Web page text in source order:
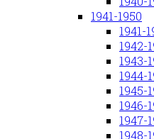
1941-1950
1941-
1942-
1943-
1944-
1945-
1946-
1947-
1948-